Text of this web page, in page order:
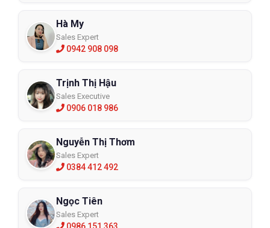
Hà My
Sales Expert
0942 908 098
Trịnh Thị Hậu
Sales Executive
0906 018 986
Nguyễn Thị Thơm
Sales Expert
0384 412 492
Ngọc Tiên
Sales Expert
0986 151 363